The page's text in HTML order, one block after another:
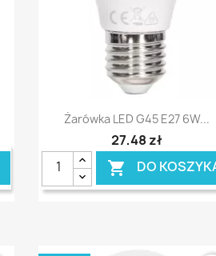
Szybki podgląd
Żarówka LED G45 E27 6W...
27,48 zł
 DO